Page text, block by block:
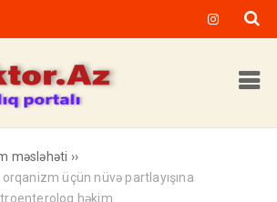
məsləhəti ››
üçün nüvə partlayışına
həkim